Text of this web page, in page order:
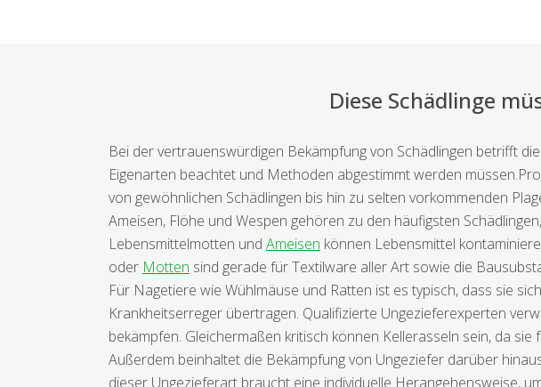
Diese Schädlinge
Bei der vertrauenswürdigen Bekämpfung von Schädlingen betrifft
Eigenarten beachtet und Methoden abgestimmt werden
von gewöhnlichen Schädlingen bis hin zu selten vorkommenden
Ameisen, Flöhe und Wespen gehören zu den häufigsten
Lebensmittelmotten und Ameisen können Lebensmittel
oder Motten sind gerade für Textilware aller Art sowie die
Für Nagetiere wie Wühlmäuse und Ratten ist es typisch, dass sie
Krankheitserreger übertragen. Qualifizierte Ungezieferexperten
bekämpfen. Gleichermaßen kritisch können Kellerasseln sein, da
Außerdem beinhaltet die Bekämpfung von Ungeziefer darüber
dieser Ungezieferart braucht eine individuelle Herangehensweise,